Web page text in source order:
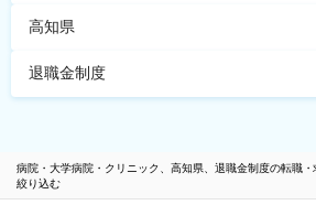
高知県
退職金制度
病院・大学病院・クリニック、高知県、退職金制度の転職
絞り込む